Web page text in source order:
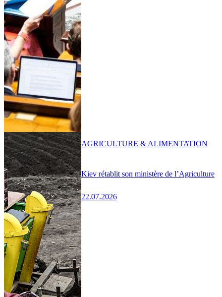
Kiev rétablit son ministère de l’Agriculture
22.07.2026
AGRICULTURE & ALIMENTATION